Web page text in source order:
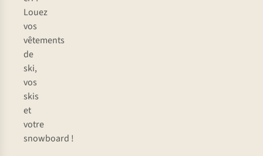
Louez
vos
vêtements
de
ski,
vos
skis
et
votre
snowboard !